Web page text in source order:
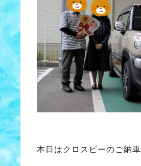
本日はクロスビーのご納車